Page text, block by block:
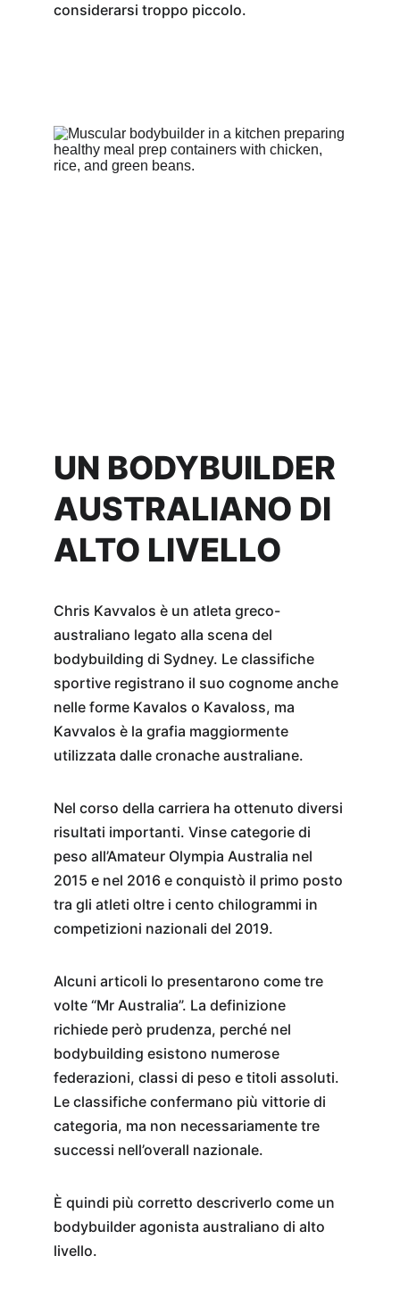
considerarsi troppo piccolo.
UN BODYBUILDER
AUSTRALIANO DI
ALTO LIVELLO
Chris Kavvalos è un atleta greco-
australiano legato alla scena del
bodybuilding di Sydney. Le classifiche
sportive registrano il suo cognome anche
nelle forme Kavalos o Kavaloss, ma
Kavvalos è la grafia maggiormente
utilizzata dalle cronache australiane.
Nel corso della carriera ha ottenuto diversi
risultati importanti. Vinse categorie di
peso all’Amateur Olympia Australia nel
2015 e nel 2016 e conquistò il primo posto
tra gli atleti oltre i cento chilogrammi in
competizioni nazionali del 2019.
Alcuni articoli lo presentarono come tre
volte “Mr Australia”. La definizione
richiede però prudenza, perché nel
bodybuilding esistono numerose
federazioni, classi di peso e titoli assoluti.
Le classifiche confermano più vittorie di
categoria, ma non necessariamente tre
successi nell’overall nazionale.
È quindi più corretto descriverlo come un
bodybuilder agonista australiano di alto
livello.